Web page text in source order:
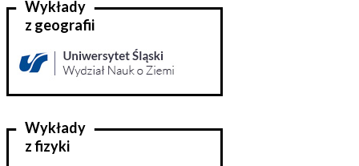
Wykłady
z geografii
Wykłady
z fizyki